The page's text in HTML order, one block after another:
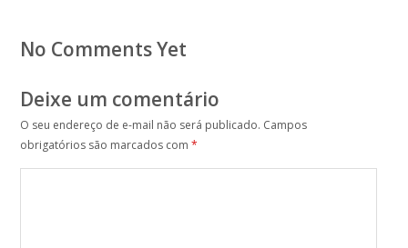
No Comments Yet
Deixe um comentário
O seu endereço de e-mail não será publicado. Campos
obrigatórios são marcados com *